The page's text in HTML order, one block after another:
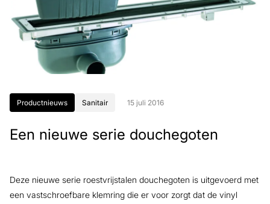
Productnieuws Sanitair 15 juli 2016
Een nieuwe serie douchegoten
Deze nieuwe serie roestvrijstalen douchegoten is uitgevoerd met
een vastschroefbare klemring die er voor zorgt dat de vinyl